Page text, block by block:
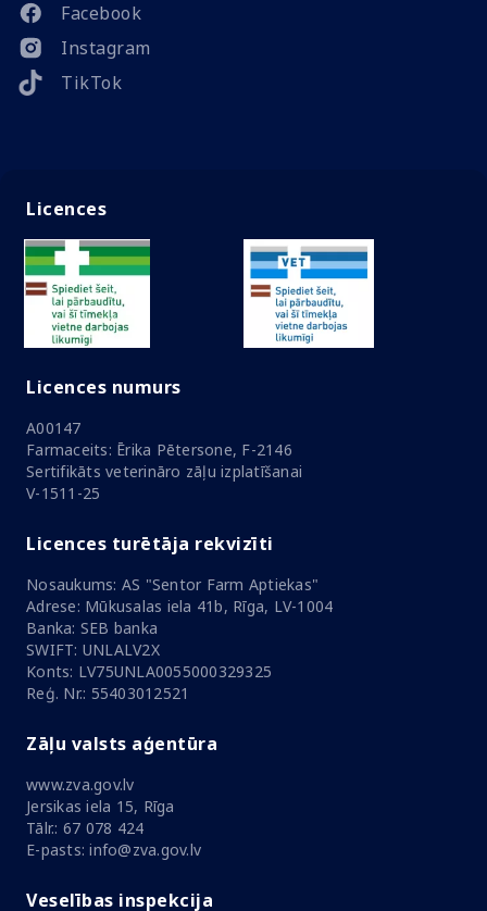
Facebook
Instagram
TikTok
Licences
Licences numurs
A00147
Farmaceits: Ērika Pētersone, F-2146
Sertifikāts veterināro zāļu izplatīšanai
V-1511-25
Licences turētāja rekvizīti
Nosaukums: AS "Sentor Farm Aptiekas"
Adrese: Mūkusalas iela 41b, Rīga, LV-1004
Banka: SEB banka
SWIFT: UNLALV2X
Konts: LV75UNLA0055000329325
Reģ. Nr.: 55403012521
Zāļu valsts aģentūra
www.zva.gov.lv
Jersikas iela 15, Rīga
Tālr.: 67 078 424
E-pasts: info@zva.gov.lv
Veselības inspekcija